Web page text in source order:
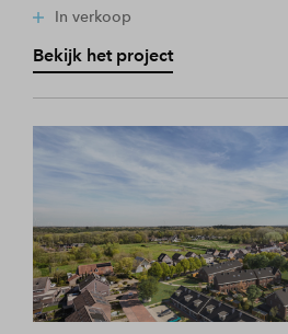
In verkoop
Bekijk het project